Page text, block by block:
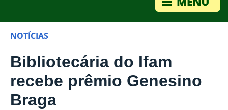
NOTÍCIAS
Bibliotecária do Ifam
recebe prêmio Genesino
Braga